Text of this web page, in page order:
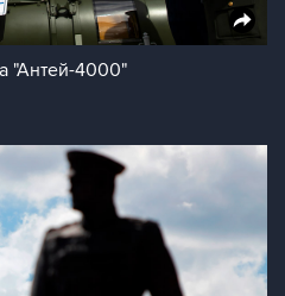
"Антей-4000"